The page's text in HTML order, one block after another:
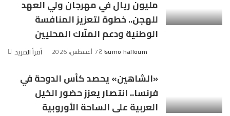
مليون ريال في مهرجان ولي العهد
للهجن.. خطوة لتعزيز المنافسة
الوطنية ودعم الملّاك المحليين
Posted
sumo halloum 7 أغسطس، 2026 أقرأ المزيد
«الشاهين» يحصد كأس الدوحة في
فرنسا.. انتصار يعزز حضور الخيل
العربية على الساحة الأوروبية